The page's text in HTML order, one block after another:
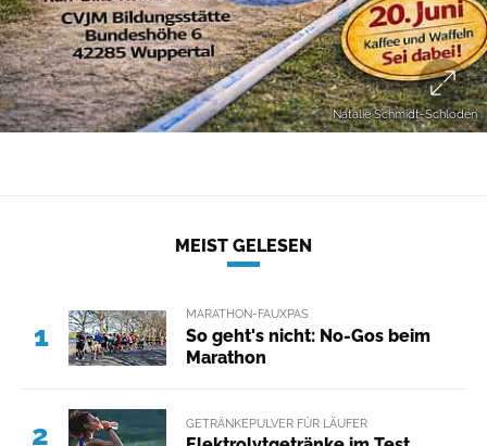
Natalie Schmidt-Schloden
MEIST GELESEN
1
MARATHON-FAUXPAS
So geht's nicht: No-Gos beim
Marathon
2 GETRÄNKEPULVER FÜR LÄUFER